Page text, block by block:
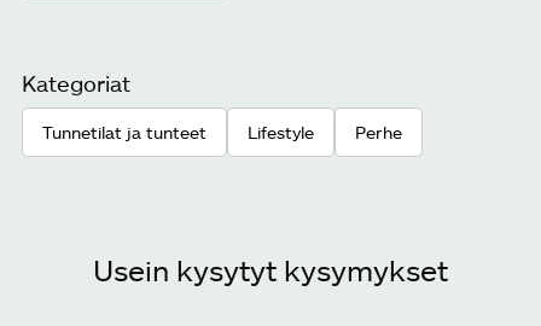
Kategoriat
Tunnetilat ja tunteet Lifestyle Perhe
Usein kysytyt kysymykset